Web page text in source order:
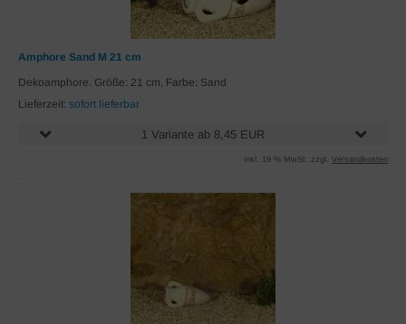
Amphore Sand M 21 cm
Dekoamphore. Größe: 21 cm, Farbe: Sand
Lieferzeit: sofort lieferbar
1 Variante ab 8,45 EUR
inkl. 19 % MwSt. zzgl. Versandkosten